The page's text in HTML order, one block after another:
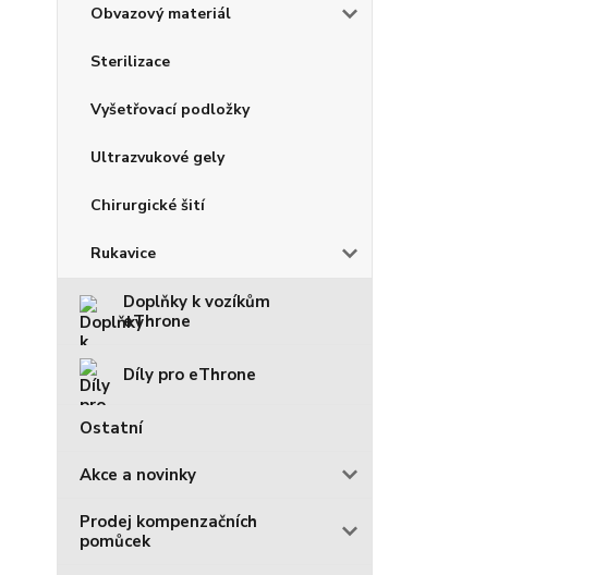
Obvazový materiál
Sterilizace
Vyšetřovací podložky
Ultrazvukové gely
Chirurgické šití
Rukavice
Doplňky k vozíkům
eThrone
Díly pro eThrone
Ostatní
Akce a novinky
Prodej kompenzačních
pomůcek